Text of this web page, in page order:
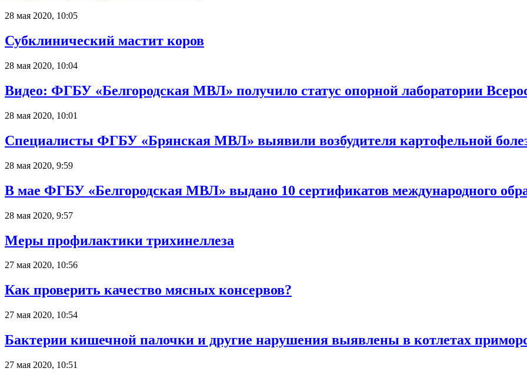
28 мая 2020, 10:05
Субклинический мастит коров
28 мая 2020, 10:04
Видео: ФГБУ «Белгородская МВЛ» получило статус опорной лаборатории
28 мая 2020, 10:01
Специалисты ФГБУ «Брянская МВЛ» выявили возбудителя картофельной
28 мая 2020, 9:59
В мае ФГБУ «Белгородская МВЛ» выдано 10 сертификатов международного
28 мая 2020, 9:57
Меры профилактики трихинеллеза
27 мая 2020, 10:56
Как проверить качество мясных консервов?
27 мая 2020, 10:54
Бактерии кишечной палочки и другие нарушения выявлены в котлетах
27 мая 2020, 10:51